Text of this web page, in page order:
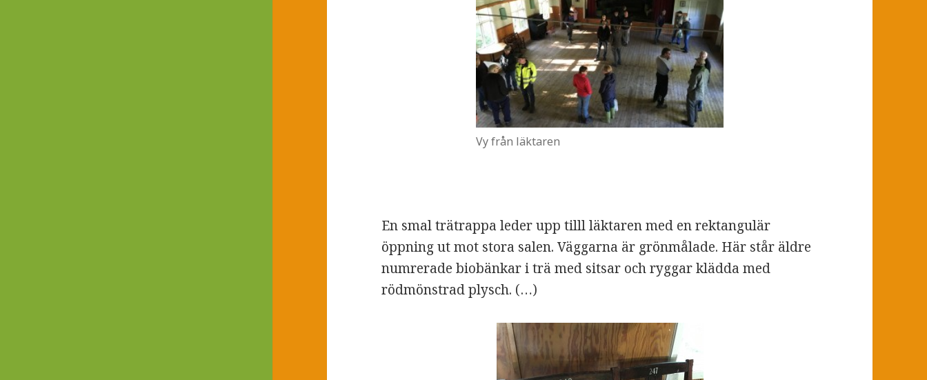
Vy från läktaren
En smal trätrappa leder upp tilll läktaren med en rektangulär
öppning ut mot stora salen. Väggarna är grönmålade. Här står äldre
numrerade biobänkar i trä med sitsar och ryggar klädda med
rödmönstrad plysch. (…)